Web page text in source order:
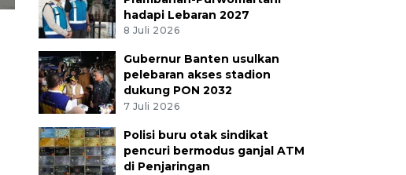
Satuan Kapal Patroli (Satrol) TNI AL bersama prajurit
mengamankan sebuah kapal yang diduga akan melakukan
terhasut paham radikal saat latihan pengamanan pelabuhan
Surabaya, Jawa Timur, Kamis (28/11/2019). Latihan tersebut
meningkatkan kemampuan personil di bidang pengamanan
hadapi Lebaran 2027
8 Juli 2026
Gubernur Banten usulkan
pelebaran akses stadion
dukung PON 2032
7 Juli 2026
Polisi buru otak sindikat
pencuri bermodus ganjal ATM
di Penjaringan